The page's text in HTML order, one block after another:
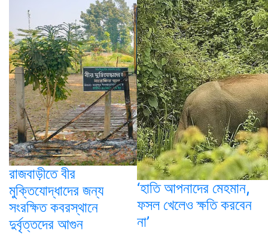
রাজবাড়ীতে বীর
মুক্তিযোদ্ধাদের জন্য
সংরক্ষিত কবরস্থানে
দুর্বৃত্তদের আগুন
‘হাতি আপনাদের মেহমান,
ফসল খেলেও ক্ষতি করবেন
না’